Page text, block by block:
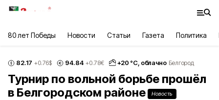
80 лет Победы Новости Статьи Газета Политика
82.17 +0.76$ 94.84 +0.78€ +20 °С, облачно Белгород
Турнир по вольной борьбе прошёл
в Белгородском районе
Новость